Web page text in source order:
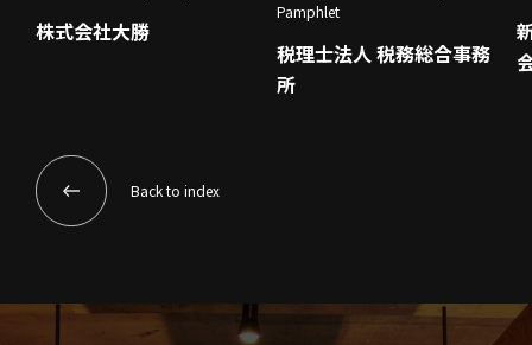
株式会社大勝
Pamphlet
税理士法人 税務総合事務
所
Back to index